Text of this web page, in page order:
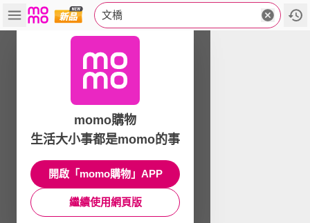
文橋
momo購物
生活大小事都是momo的事
開啟「momo購物」APP
繼續使用網頁版